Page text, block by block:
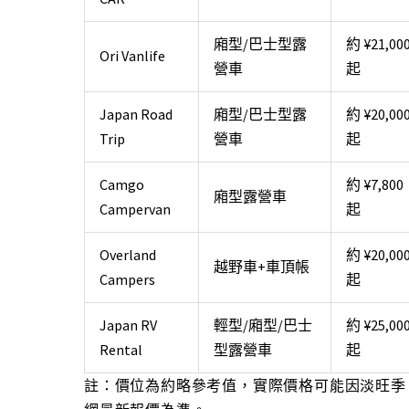
Ori Vanlife
廂型/巴士型露
營車
約
起
Japan Road
Trip
廂型/巴士型露
營車
約
起
Camgo
Campervan
廂型露營車
約 ¥7,800
起
Overland
Campers
越野車+車頂帳
約
起
Japan RV
Rental
輕型/廂型/巴士
型露營車
約
起
註：價位為約略參考值，實際價格可能因淡旺